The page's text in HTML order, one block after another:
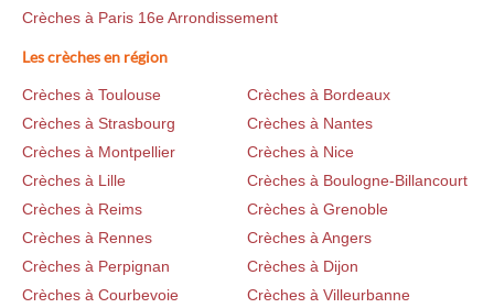
Crèches à Paris 16e Arrondissement
Les crèches en région
Crèches à Toulouse
Crèches à Bordeaux
Crèches à Strasbourg
Crèches à Nantes
Crèches à Montpellier
Crèches à Nice
Crèches à Lille
Crèches à Boulogne-Billancourt
Crèches à Reims
Crèches à Grenoble
Crèches à Rennes
Crèches à Angers
Crèches à Perpignan
Crèches à Dijon
Crèches à Courbevoie
Crèches à Villeurbanne